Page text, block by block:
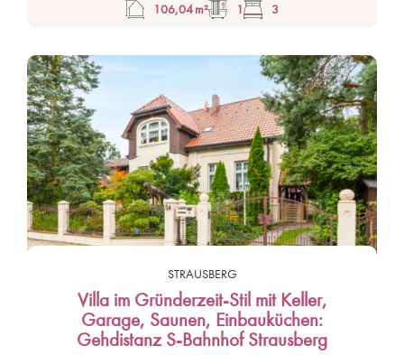
106,04 m² 1 3
STRAUSBERG
Villa im Gründerzeit-Stil mit Keller,
Garage, Saunen, Einbauküchen:
Gehdistanz S-Bahnhof Strausberg